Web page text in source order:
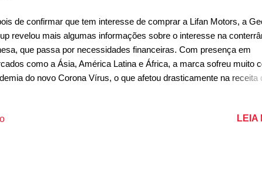
de confirmar que tem interesse de comprar a Lifan Motors, a
revelou mais algumas informações sobre o interesse na
que passa por necessidades financeiras. Com presença em
como a Ásia, América Latina e África, a marca sofreu muito
do novo Corona Vírus, o que afetou drasticamente na receita
alívio para a marca. Para se manter viva, a Lifan recentementeLEIA